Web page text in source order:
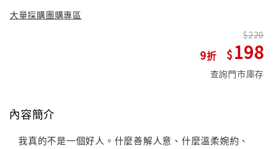
大量採購團購專區
9
220
198
查詢門市庫存
內容簡介
我真的不是一個好人。什麼善解人意、什麼溫柔婉約、